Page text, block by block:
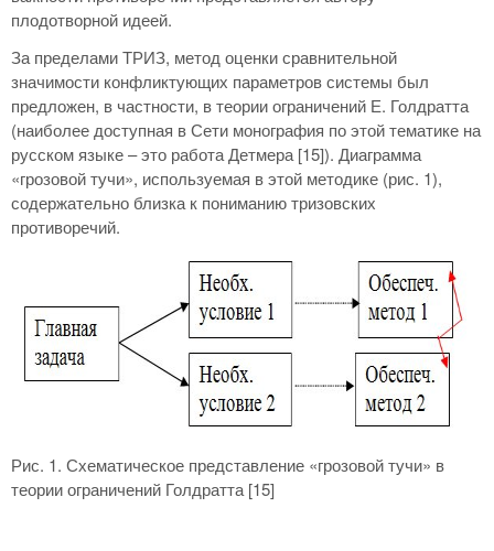
плодотворной идеей.
За пределами ТРИЗ, метод оценки сравнительной
значимости конфликтующих параметров системы был
предложен, в частности, в теории ограничений Е. Голдратта
(наиболее доступная в Сети монография по этой тематике на
русском языке – это работа Детмера [15]). Диаграмма
«грозовой тучи», используемая в этой методике (рис. 1),
содержательно близка к пониманию тризовских
противоречий.
Рис. 1. Схематическое представление «грозовой тучи» в
теории ограничений Голдратта [15]